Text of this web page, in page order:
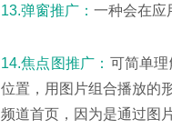
13.弹窗推广： 一种会在应
14.焦点图推广： 可简单
位置，用图片组合播放的
频道首页，因为是通过图